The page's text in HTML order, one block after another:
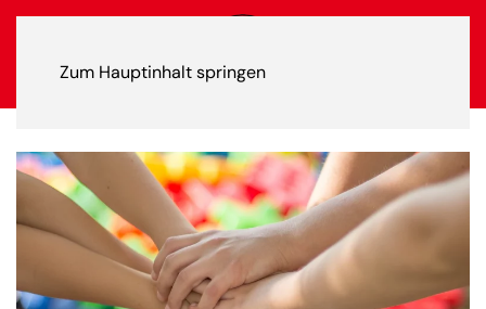
Zum Hauptinhalt springen